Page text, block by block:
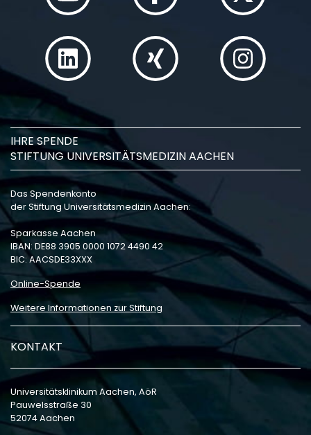
IHRE SPENDE
STIFTUNG UNIVERSITÄTSMEDIZIN AACHEN
Das Spendenkonto
der Stiftung Universitätsmedizin Aachen:
Sparkasse Aachen
IBAN: DE88 3905 0000 1072 4490 42
BIC: AACSDE33XXX
Online-Spende
Weitere Informationen zur Stiftung
KONTAKT
Universitätsklinikum Aachen, AöR
Pauwelsstraße 30
52074 Aachen